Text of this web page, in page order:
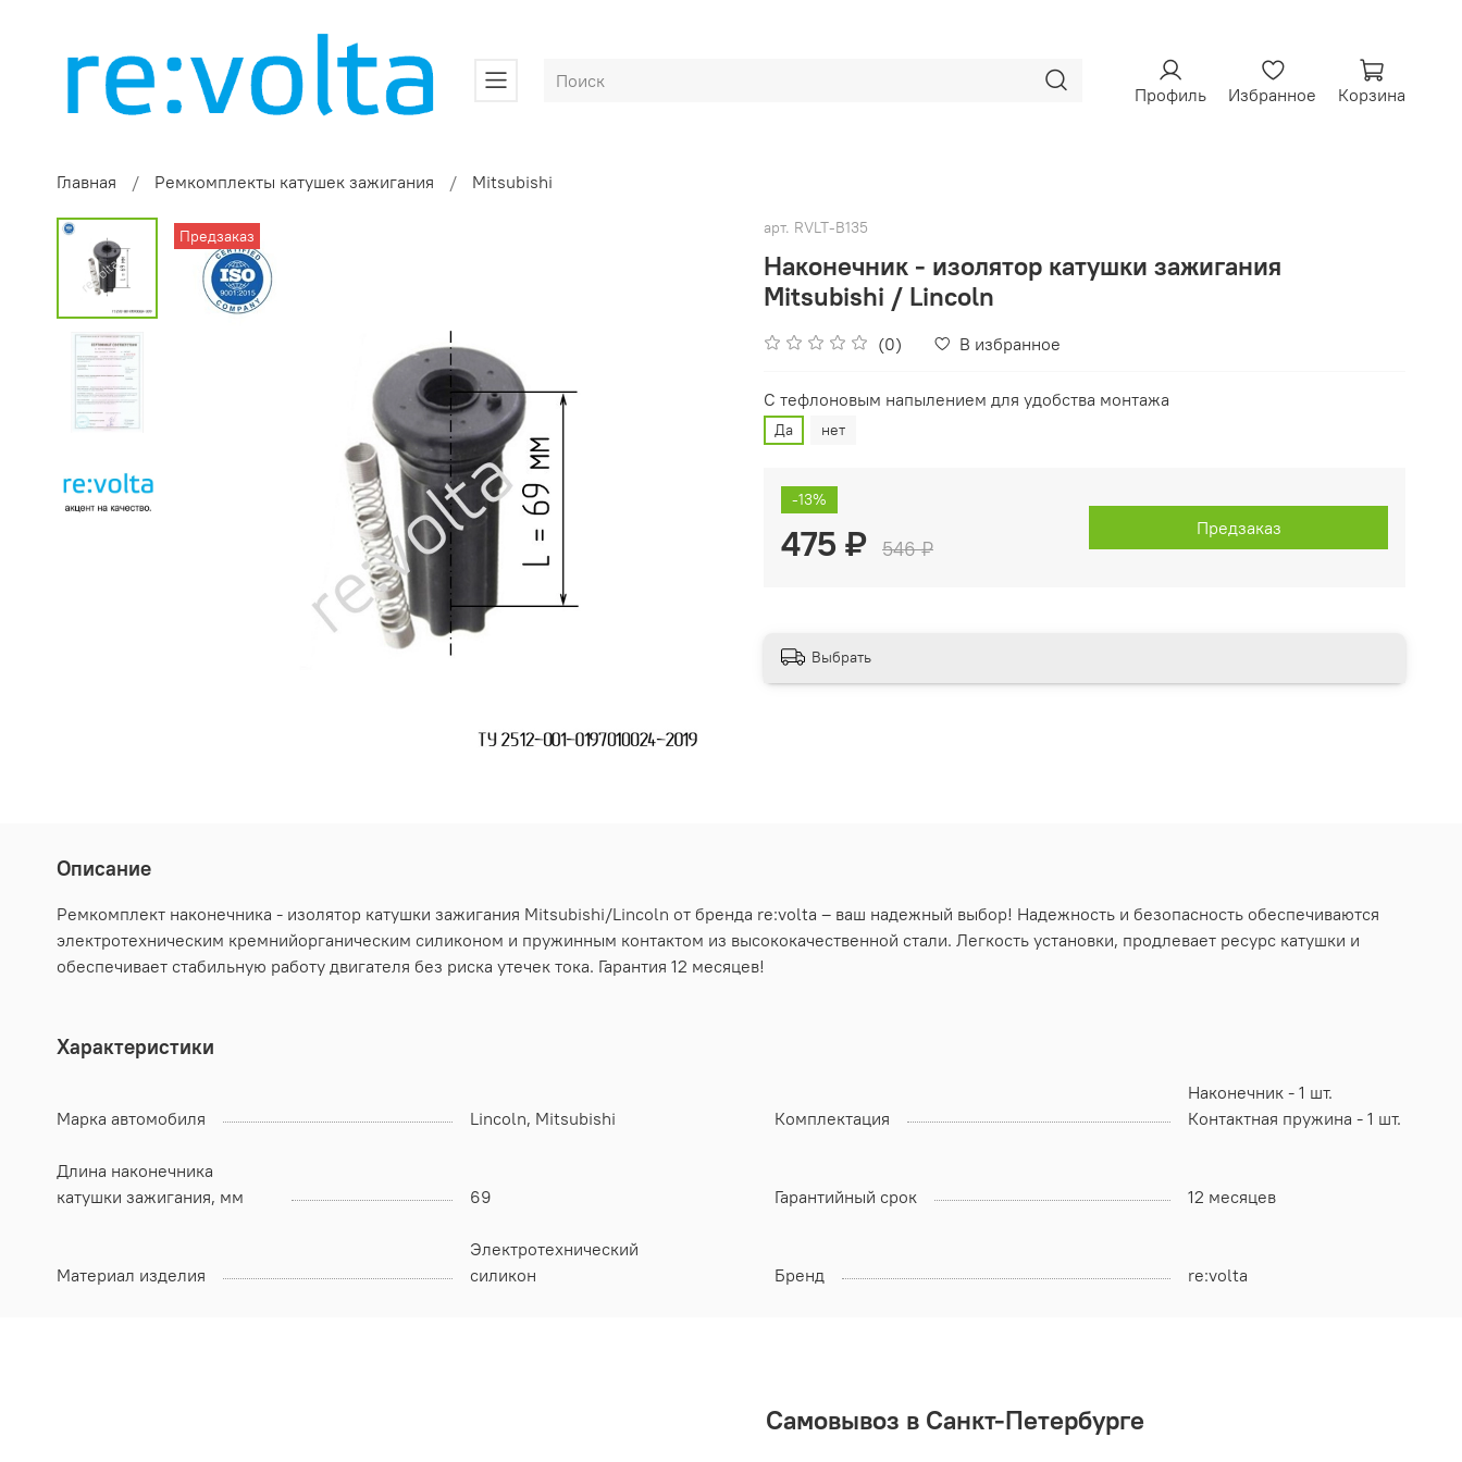
Профиль Избранное Корзина
Главная Ремкомплекты катушек зажигания Mitsubishi
Предзаказ арт. RVLT-B135
Наконечник - изолятор катушки зажигания
Mitsubishi / Lincoln
(0) В избранное
С тефлоновым напылением для удобства монтажа
Да нет
-13%
475 ₽ 546 ₽
Предзаказ
Выбрать
Описание
Ремкомплект наконечника - изолятор катушки зажигания Mitsubishi/Lincoln от бренда re:volta – ваш надежный выбор! Надежность и безопасность обеспечиваются
электротехническим кремнийорганическим силиконом и пружинным контактом из высококачественной стали. Легкость установки, продлевает ресурс катушки и
обеспечивает стабильную работу двигателя без риска утечек тока. Гарантия 12 месяцев!
Характеристики
Марка автомобиля Lincoln, Mitsubishi Комплектация
Наконечник - 1 шт.
Контактная пружина - 1 шт.
Длина наконечника
катушки зажигания, мм
69 Гарантийный срок 12 месяцев
Материал изделия
Электротехнический
силикон
Бренд re:volta
Самовывоз в Санкт-Петербурге